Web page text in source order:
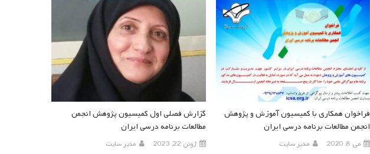
گزارش فصلی اول کمیسیون پژوهش انجمن
مطالعات برنامه درسی ایران
ژوئن 22, 2023 مدیر سایت
فراخوان همکاری با کمیسیون آموزش و پژوهش
انجمن مطالعات برنامه درسی ایران
می 8, 2020 مدیر سایت